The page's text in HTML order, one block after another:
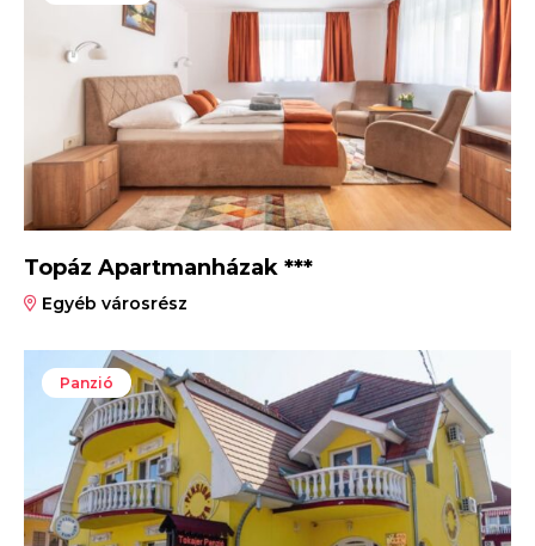
Topáz Apartmanházak ***
Egyéb városrész
Panzió